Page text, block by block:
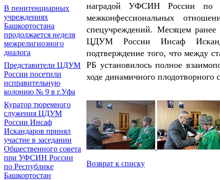
В пенитенциарных
учреждениях
Башкортостана
продолжается неделя
межрелигиозного
диалога
Представители ЦДУМ
России посетили
исправительную
колонию № 9 в г.Уфа
Куратор тюремного
служения ЦДУМ
России Инсаф
Искандаров принял
участие в заседании
Общественного совета
при УФСИН России
по Республике
Башкортостан
наградой УФСИН России по
межконфессиональных
спецучреждений. Месяцем
ЦДУМ России Инсаф
подтверждение того, что между
РБ установилось полное
ходе динамичного плодотворного
Возврат к списку